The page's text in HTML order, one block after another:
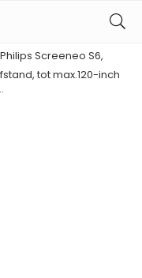
Philips Screeneo S6,
tot max.120-inch